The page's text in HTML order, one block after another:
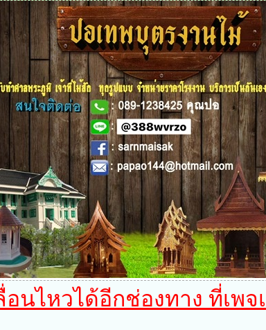
นไหวได้อีกช่องทาง ที่เพจ